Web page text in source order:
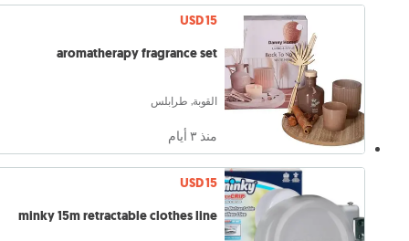
USD 15
aromatherapy fragrance set
القوبة, طرابلس
منذ ٣ أيام
USD 15
minky 15m retractable clothes line